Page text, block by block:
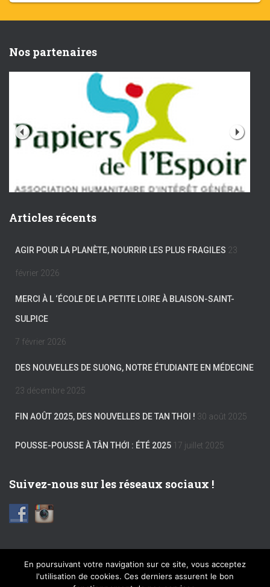
Nos partenaires
Articles récents
AGIR POUR LA PLANÈTE, NOURRIR LES PLUS FRAGILES 23
février 2026
MERCI À L ‘ÉCOLE DE LA PETITE LOIRE À BLAISON-SAINT-
SULPICE
7 février 2026
DES NOUVELLES DE SUONG, NOTRE ÉTUDIANTE EN MÉDECINE
23 décembre 2025
FIN AOÛT 2025, DES NOUVELLES DE TAN THOI ! 30 août 2025
POUSSE-POUSSE À TÂN THỚI : ÉTÉ 2025 17 juillet 2025
Suivez-nous sur les réseaux sociaux !
FACEBOOK INSTAGRAM MENTIONS LÉGALES
En poursuivant votre navigation sur ce site, vous acceptez
l'utilisation de cookies. Ces derniers assurent le bon